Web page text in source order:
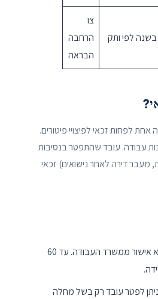
צו
הרחבה
הבראה
לפחות זכאי לפיצויי פיטורים.
עבודה. עובד שהתפטר בנסיבות
מעבר דירה לאחר נישואים) זכאי
אסור ללא אישור ממשרד העבודה. עד 60
לפטר עובד רק בשל מחלה